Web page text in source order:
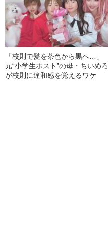
「校則で髪を茶色から黒へ…」
元“小学生ホスト”の母・ちいめろ
が校則に違和感を覚えるワケ